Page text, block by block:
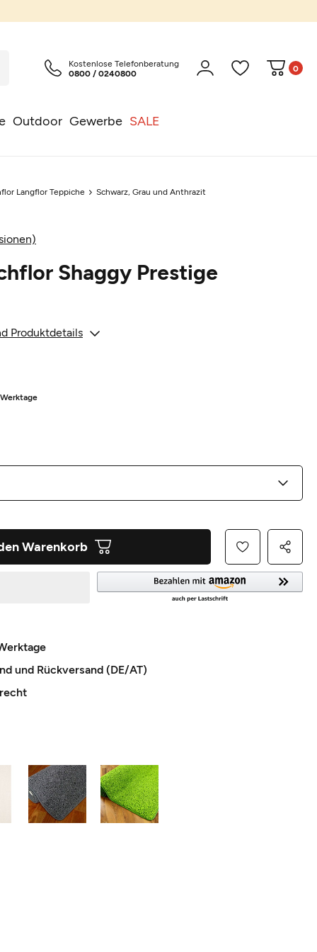
Outdoor Gewerbe SALE
Kostenlose Telefonberatung
0800 / 0240800
0
Langflor Teppiche Schwarz, Grau und Anthrazit
Shaggy Prestige
Produktdetails
Warenkorb
und Rückversand (DE/AT)